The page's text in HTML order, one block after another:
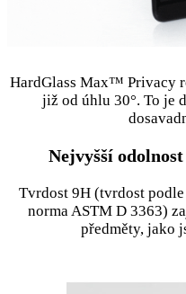
HardGlass Max™ Privacy
již od úhlu 30°. To je
Nejvyšší
Tvrdost 9H (tvrdost
norma ASTM D 3363)
předměty, jako